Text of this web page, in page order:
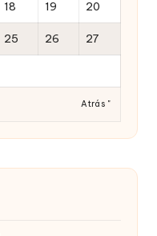
18 19 20
25 26 27
Atrás "